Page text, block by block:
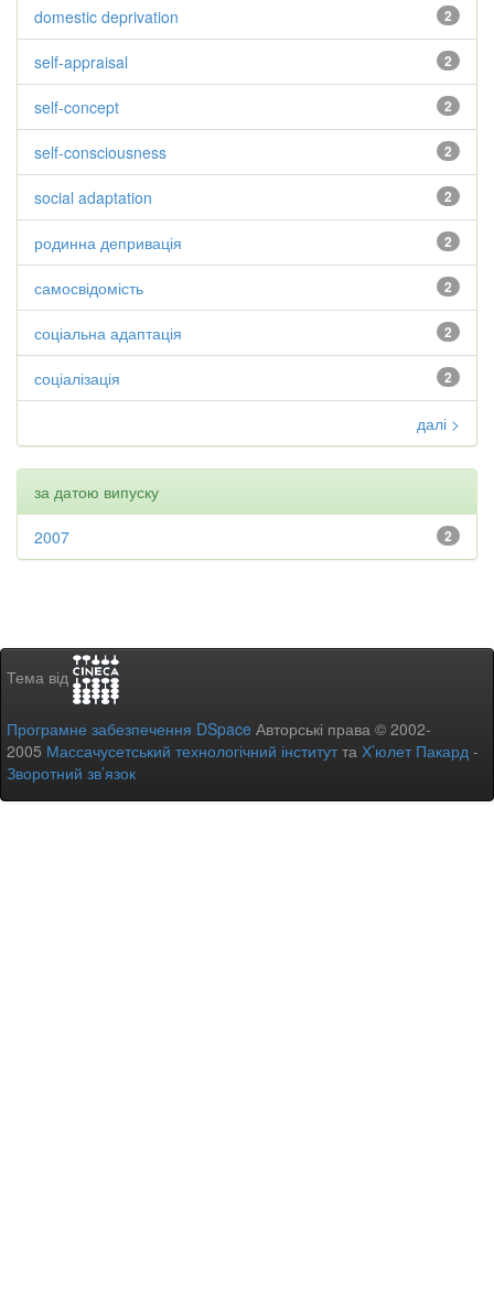
2
domestic deprivation
2
self-appraisal
2
self-concept
2
self-consciousness
2
social adaptation
2
родинна депривація
2
самосвідомість
2
соціальна адаптація
2
соціалізація
далі >
за датою випуску
2
2007
Тема від
Програмне забезпечення DSpace Авторські права © 2002-
2005 Массачусетський технологічний інститутта Х’юлет Пакард -
Зворотний зв’язок